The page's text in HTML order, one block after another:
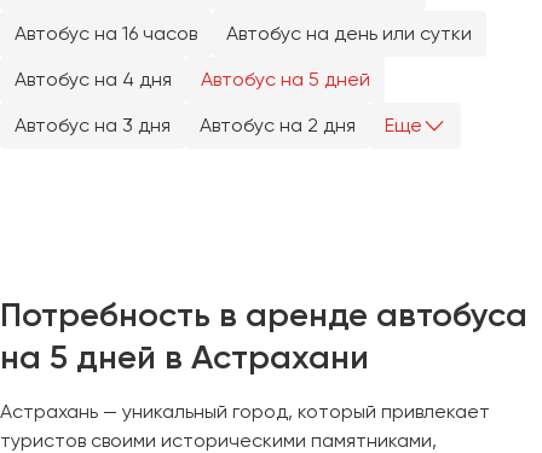
Автобус на 16 часов
Автобус на день или сутки
Автобус на 4 дня
Автобус на 5 дней
Автобус на 3 дня
Автобус на 2 дня Еще
Потребность в аренде автобуса
на 5 дней в Астрахани
Астрахань — уникальный город, который привлекает
туристов своими историческими памятниками,
Ярославль